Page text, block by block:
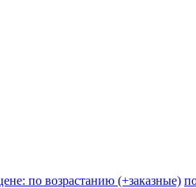
по возрастанию (+заказные)